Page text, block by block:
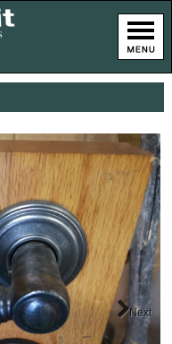
Next